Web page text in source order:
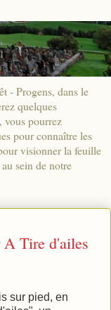
- Progens, dans le
quelques
vous pourrez
pour connaître les
visionner la feuille
sein de notre
A Tire d'ailes
sur pied, en